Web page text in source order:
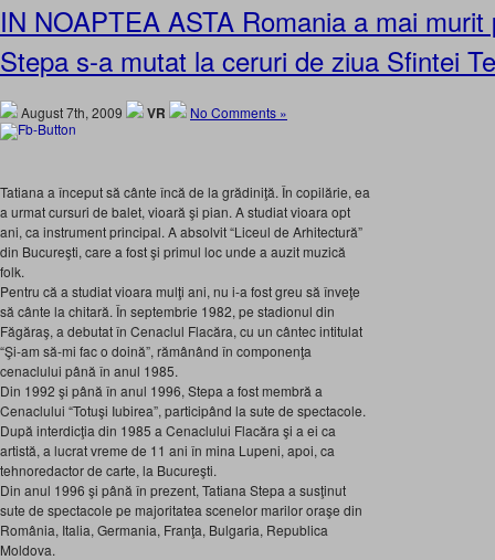
IN NOAPTEA ASTA Romania a mai murit
Stepa s-a mutat la ceruri de ziua Sfintei
August 7th, 2009 VR No Comments »
Tatiana a început să cânte încă de la grădiniţă. În copilărie, ea
a urmat cursuri de balet, vioară şi pian. A studiat vioara opt
ani, ca instrument principal. A absolvit “Liceul de Arhitectură”
din Bucureşti, care a fost şi primul loc unde a auzit muzică
folk.
Pentru că a studiat vioara mulţi ani, nu i-a fost greu să înveţe
să cânte la chitară. În septembrie 1982, pe stadionul din
Făgăraş, a debutat în Cenaclul Flacăra, cu un cântec intitulat
“Şi-am să-mi fac o doină”, rămânând în componenţa
cenaclului până în anul 1985.
Din 1992 şi până în anul 1996, Stepa a fost membră a
Cenaclului “Totuşi Iubirea”, participând la sute de spectacole.
După interdicţia din 1985 a Cenaclului Flacăra şi a ei ca
artistă, a lucrat vreme de 11 ani în mina Lupeni, apoi, ca
tehnoredactor de carte, la Bucureşti.
Din anul 1996 şi până în prezent, Tatiana Stepa a susţinut
sute de spectacole pe majoritatea scenelor marilor oraşe din
România, Italia, Germania, Franţa, Bulgaria, Republica
Moldova.